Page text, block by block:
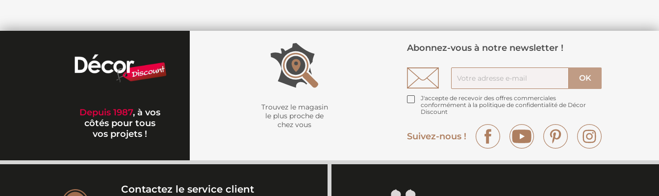
Depuis 1987, à vos
côtés pour tous
vos projets !
Trouvez le magasin
le plus proche de
chez vous
Abonnez-vous à notre newsletter !
J'accepte de recevoir des offres commerciales
conformément à la politique de confidentialité de Décor
Discount
Suivez-nous !
Facebook YouTube Pinterest
Contactez le service client